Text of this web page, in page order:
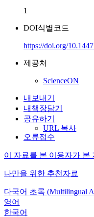
1
DOI식별코드
https://doi.org/
제공처
ScienceON
내보내기
내책장담기
공유하기
URL 복사
오류접수
이 자료를 본 이용자가 본
나만을 위한 추천자료
다국어 초록 (Multilingual
영어
한국어